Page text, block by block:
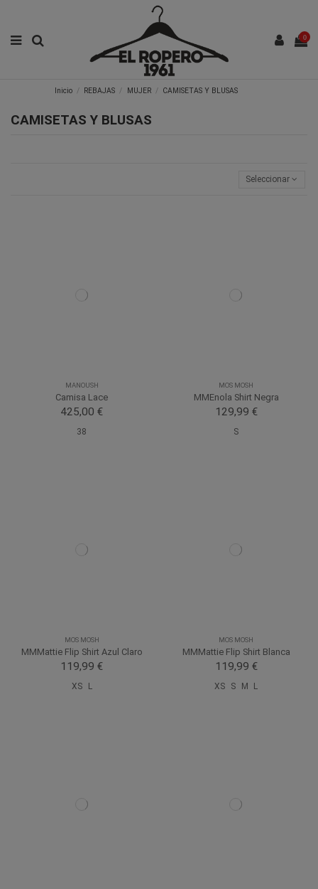
0
Inicio REBAJAS MUJER CAMISETAS Y BLUSAS
CAMISETAS Y BLUSAS
Seleccionar
MANOUSH
Camisa Lace
425,00 €
38
MOS MOSH
MMEnola Shirt Negra
129,99 €
S
MOS MOSH
MMMattie Flip Shirt Azul Claro
119,99 €
XS L
MOS MOSH
MMMattie Flip Shirt Blanca
119,99 €
XS S M L